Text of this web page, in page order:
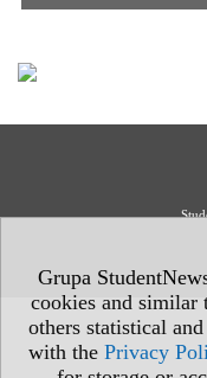
Grupa
cookies and similar
others statistical
with the Privacy